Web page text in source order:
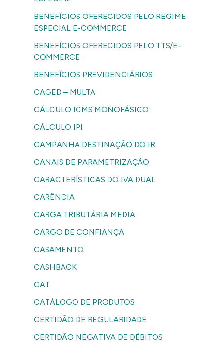
BENEFÍCIOS OFERECIDOS PELO REGIME
ESPECIAL E-COMMERCE
BENEFÍCIOS OFERECIDOS PELO TTS/E-
COMMERCE
BENEFÍCIOS PREVIDENCIÁRIOS
CAGED – MULTA
CÁLCULO ICMS MONOFÁSICO
CÁLCULO IPI
CAMPANHA DESTINAÇÃO DO IR
CANAIS DE PARAMETRIZAÇÃO
CARACTERÍSTICAS DO IVA DUAL
CARÊNCIA
CARGA TRIBUTÁRIA MEDIA
CARGO DE CONFIANÇA
CASAMENTO
CASHBACK
CAT
CATÁLOGO DE PRODUTOS
CERTIDÃO DE REGULARIDADE
CERTIDÃO NEGATIVA DE DÉBITOS